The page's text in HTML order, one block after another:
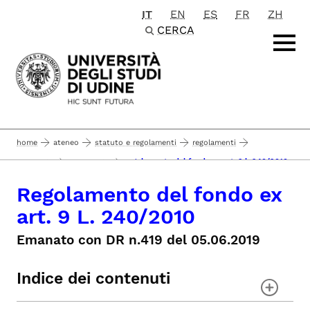
Passa al contenuto principale
IT EN ES FR
ZH
CERCA
home ateneo statuto e regolamenti regolamenti
personale in generale regolamento del fondo ex art. 9 l. 240/2010
Regolamento del fondo ex
art. 9 L. 240/2010
Emanato con DR n.419 del 05.06.2019
Indice dei contenuti